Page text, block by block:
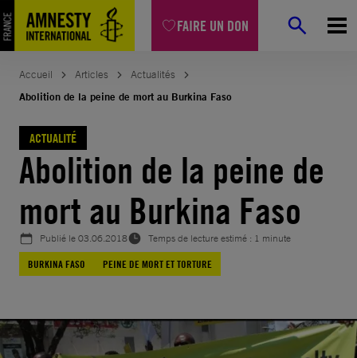
FAIRE UN DON
Aller
au
contenu
Accueil Articles
Actualités
Abolition de la peine de mort au Burkina Faso
ACTUALITÉ
Abolition de la peine de
mort au Burkina Faso
Publié le03.06.2018
Temps de lecture estimé : 1 minute
BURKINA FASO
PEINE DE MORT ET TORTURE